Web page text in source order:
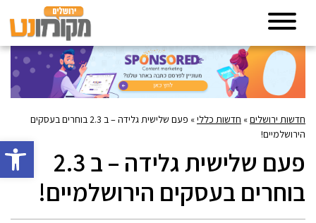
פתח
חדשות ירושלים» חדשות כללי»
פעם שלישית גלידה – ב 2.3 בוחרים בעסקים
הירושלמיים!
פעם שלישית גלידה – ב 2.3
בוחרים בעסקים הירושלמיים!